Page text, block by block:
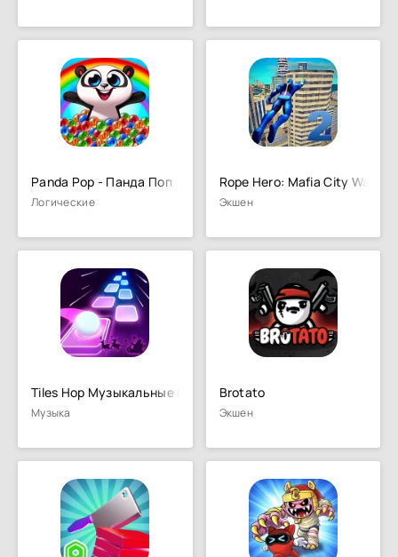
Panda Pop - Панда Поп
Логические
Rope Hero: Mafia City Wars
Экшен
Tiles Hop Музыкальные Игры Шар
Музыка
Brotato
Экшен